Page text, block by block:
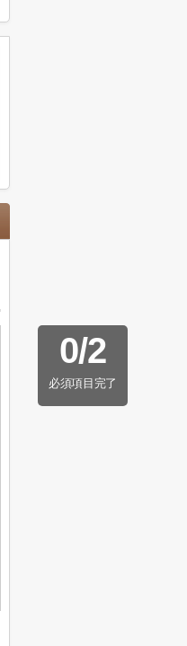
0/2
必須項目完了